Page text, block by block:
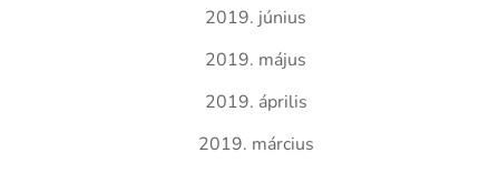
2019. június
2019. május
2019. április
2019. március